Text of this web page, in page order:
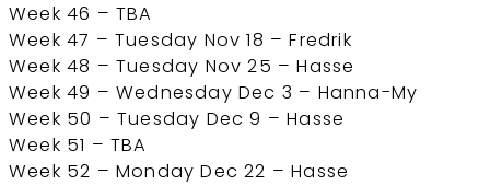
Week 46 – TBA
Week 47 – Tuesday Nov 18 – Fredrik
Week 48 – Tuesday Nov 25 – Hasse
Week 49 – Wednesday Dec 3 – Hanna-My
Week 50 – Tuesday Dec 9 – Hasse
Week 51 – TBA
Week 52 – Monday Dec 22 – Hasse